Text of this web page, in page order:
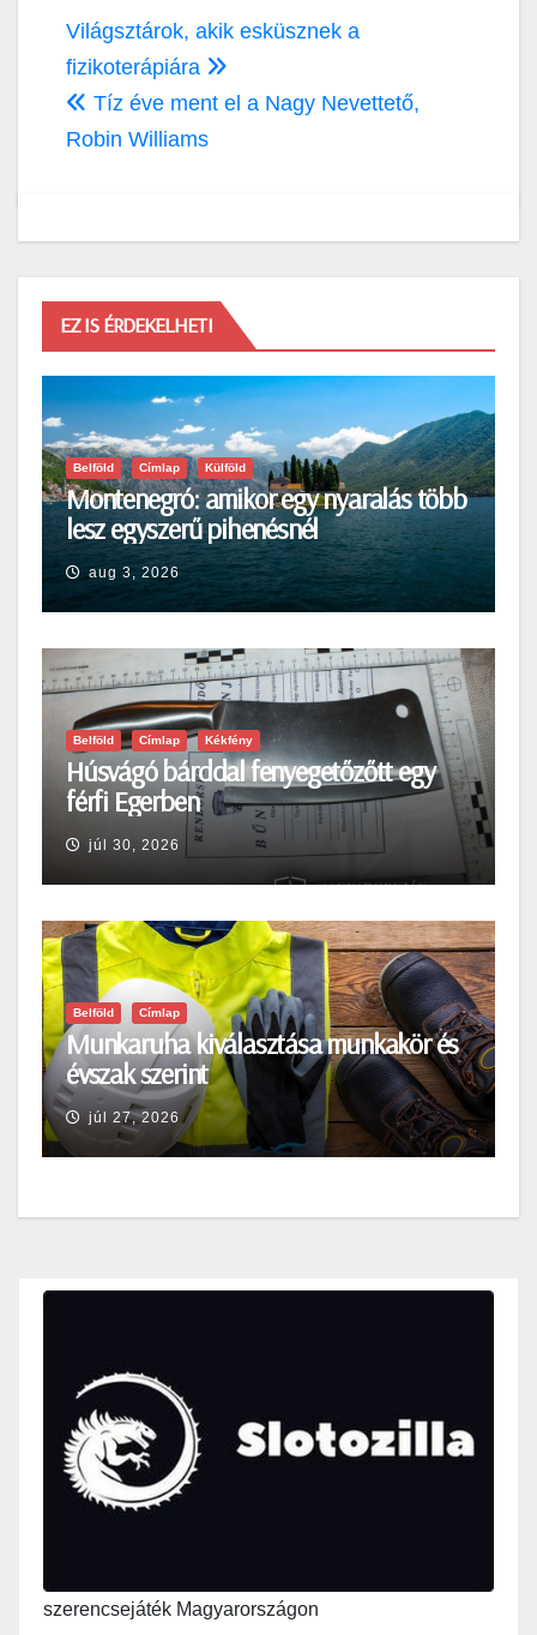
Bejegyzés
navigáció
Világsztárok, akik esküsznek a
fizikoterápiára
Tíz éve ment el a Nagy Nevettető,
Robin Williams
EZ IS ÉRDEKELHETI
Belföld Címlap Külföld
Montenegró: amikor egy nyaralás több
lesz egyszerű pihenésnél
aug 3, 2026
Belföld Címlap Kékfény
Húsvágó bárddal fenyegetőzőtt egy
férfi Egerben
júl 30, 2026
Belföld Címlap
Munkaruha kiválasztása munkakör és
évszak szerint
júl 27, 2026
szerencsejáték Magyarországon